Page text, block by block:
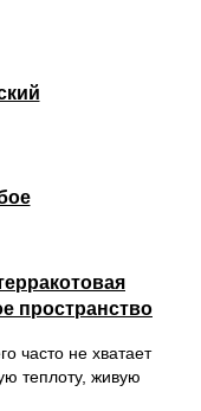
пространство
часто не хватает
теплоту, живую